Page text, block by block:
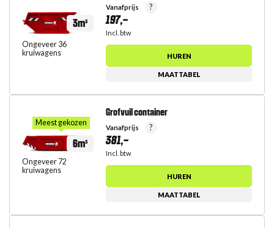
3m³
Ongeveer 36
kruiwagens
Vanafprijs ?
197,-
Incl. btw
HUREN
MAATTABEL
Meest gekozen
6m³
Ongeveer 72
kruiwagens
Grofvuil container
Vanafprijs ?
381,-
Incl. btw
HUREN
MAATTABEL